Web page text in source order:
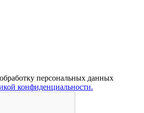
персональных данных
конфиденциальности.